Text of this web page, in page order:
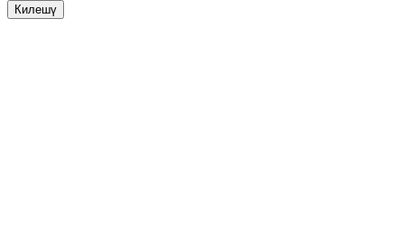
Килешү